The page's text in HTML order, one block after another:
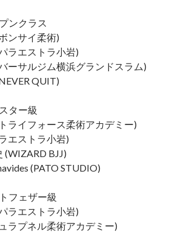
ンクラス
サイ柔術)
ラエストラ小岩)
サルジム横浜グランドスラム)
QUIT)
ター級
イフォース柔術アカデミー)
エストラ小岩)
BJJ)
(PATO STUDIO)
フェザー級
エストラ小岩)
ラプネル柔術アカデミー)